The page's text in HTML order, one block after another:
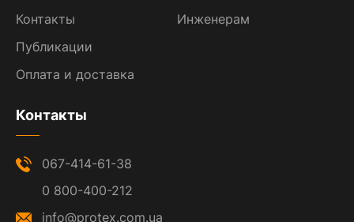
Контакты
Публикации
Оплата и доставка
Инженерам
Контакты
067-414-61-38
0 800-400-212
info@protex.com.ua